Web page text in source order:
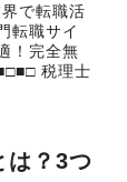
で転職活
転職サイ
！完全無
税理士
は？3つ